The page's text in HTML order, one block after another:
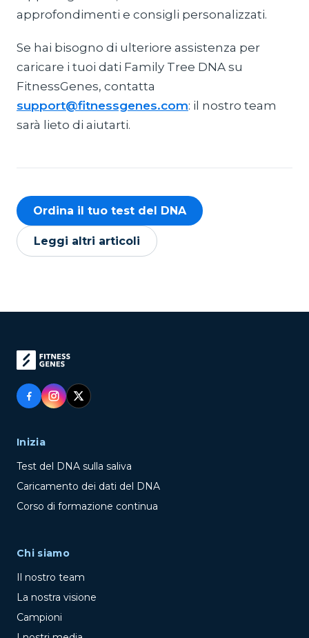
approfondimenti e consigli personalizzati.
Se hai bisogno di ulteriore assistenza per
caricare i tuoi dati Family Tree DNA su
FitnessGenes, contatta
support@fitnessgenes.com: il nostro team
sarà lieto di aiutarti.
Ordina il tuo test del DNA
Leggi altri articoli
Inizia
Test del DNA sulla saliva
Caricamento dei dati del DNA
Corso di formazione continua
Chi siamo
Il nostro team
La nostra visione
Campioni